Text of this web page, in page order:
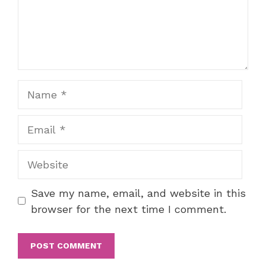
Save my name, email, and website in this
browser for the next time I comment.